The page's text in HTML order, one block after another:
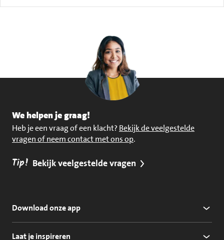
We helpen je graag!
Heb je een vraag of een klacht? Bekijk de veelgestelde
vragen of neem contact met ons op.
Tip! Bekijk veelgestelde vragen
Download onze app
Laat je inspireren